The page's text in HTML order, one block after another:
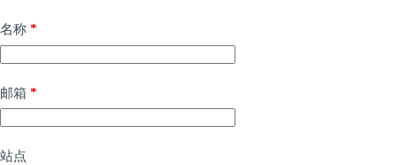
名称 *
邮箱 *
站点